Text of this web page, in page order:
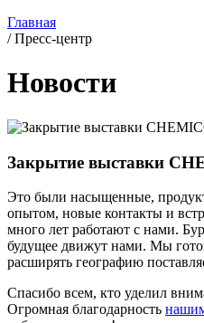
Главная
/ Пресс-центр
Новости
Закрытие выставки
Это были насыщенные,
опытом, новые контакты и
много лет работают с нами.
будущее движут нами. Мы
расширять географию
Спасибо всем, кто уделил
Огромная благодарность